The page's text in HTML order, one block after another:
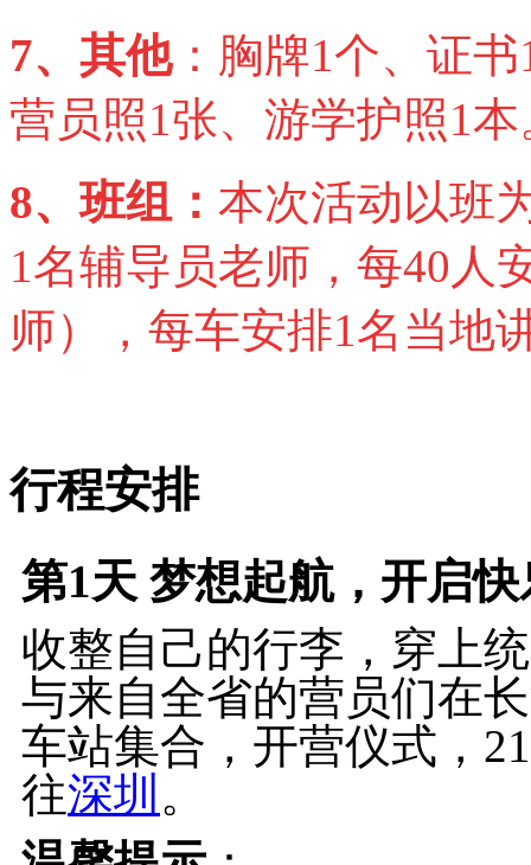
7、其他：胸牌1个、证书
营员照1张、游学护照1本
8、班组：本次活动以班
1名辅导员老师，每40 人
师），每车安排1名当地
行程安排
第1天 梦想起航，开启
收整自己的行李，穿上
与来自全省的营员们在
车站集合，开营仪式，
往深圳 。